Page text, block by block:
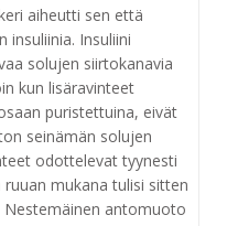
aiheutti sen että
insuliinia. Insuliini
solujen siirtokanavia
kun lisäravinteet
puristettuina, eivät
seinämän solujen
odottelevat tyynesti
mukana tulisi sitten
antomuoto